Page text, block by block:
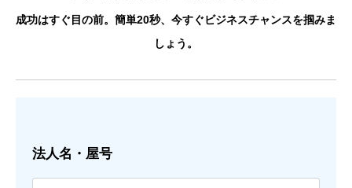
成功はすぐ目の前。簡単20秒、今すぐビジネスチャンスを掴みま
しょう。
法人名・屋号